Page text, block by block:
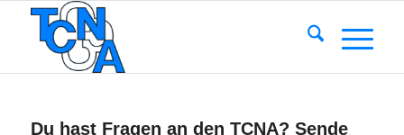
Du hast Fragen an den TCNA? Sende